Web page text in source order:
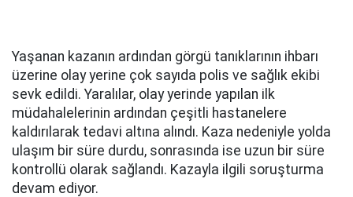
Yaşanan kazanın ardından görgü tanıklarının ihbarı
üzerine olay yerine çok sayıda polis ve sağlık ekibi
sevk edildi. Yaralılar, olay yerinde yapılan ilk
müdahalelerinin ardından çeşitli hastanelere
kaldırılarak tedavi altına alındı. Kaza nedeniyle yolda
ulaşım bir süre durdu, sonrasında ise uzun bir süre
kontrollü olarak sağlandı. Kazayla ilgili soruşturma
devam ediyor.